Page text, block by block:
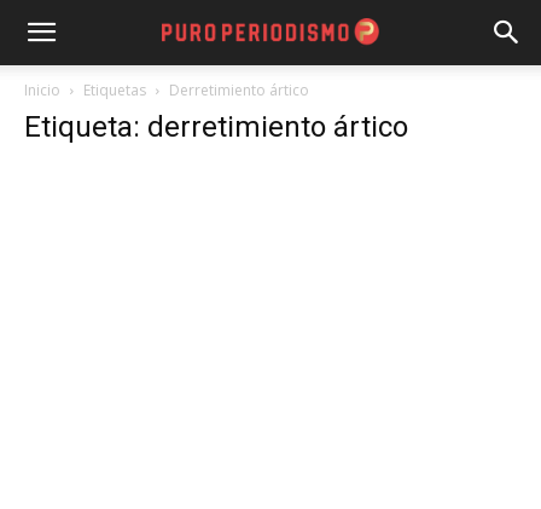
Inicio Etiquetas Derretimiento ártico
Etiqueta: derretimiento ártico